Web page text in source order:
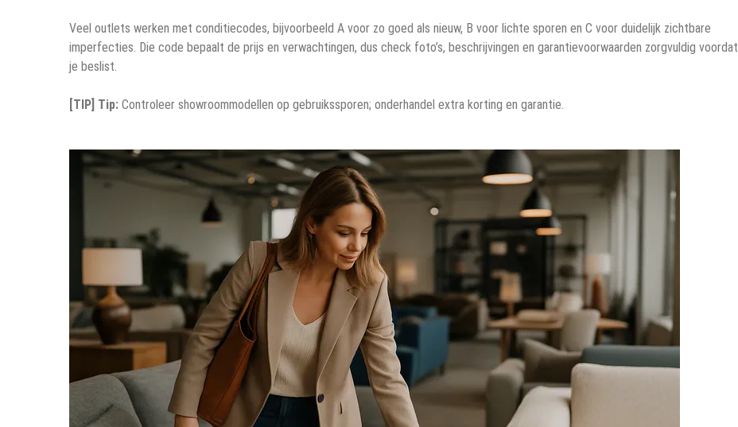
Veel outlets werken met conditiecodes, bijvoorbeeld A voor zo goed als nieuw, B voor lichte sporen en C voor duidelijk zichtbare
imperfecties. Die code bepaalt de prijs en verwachtingen, dus check foto’s, beschrijvingen en garantievoorwaarden zorgvuldig voordat
je beslist.
[TIP] Tip: Controleer showroommodellen op gebruikssporen; onderhandel extra korting en garantie.